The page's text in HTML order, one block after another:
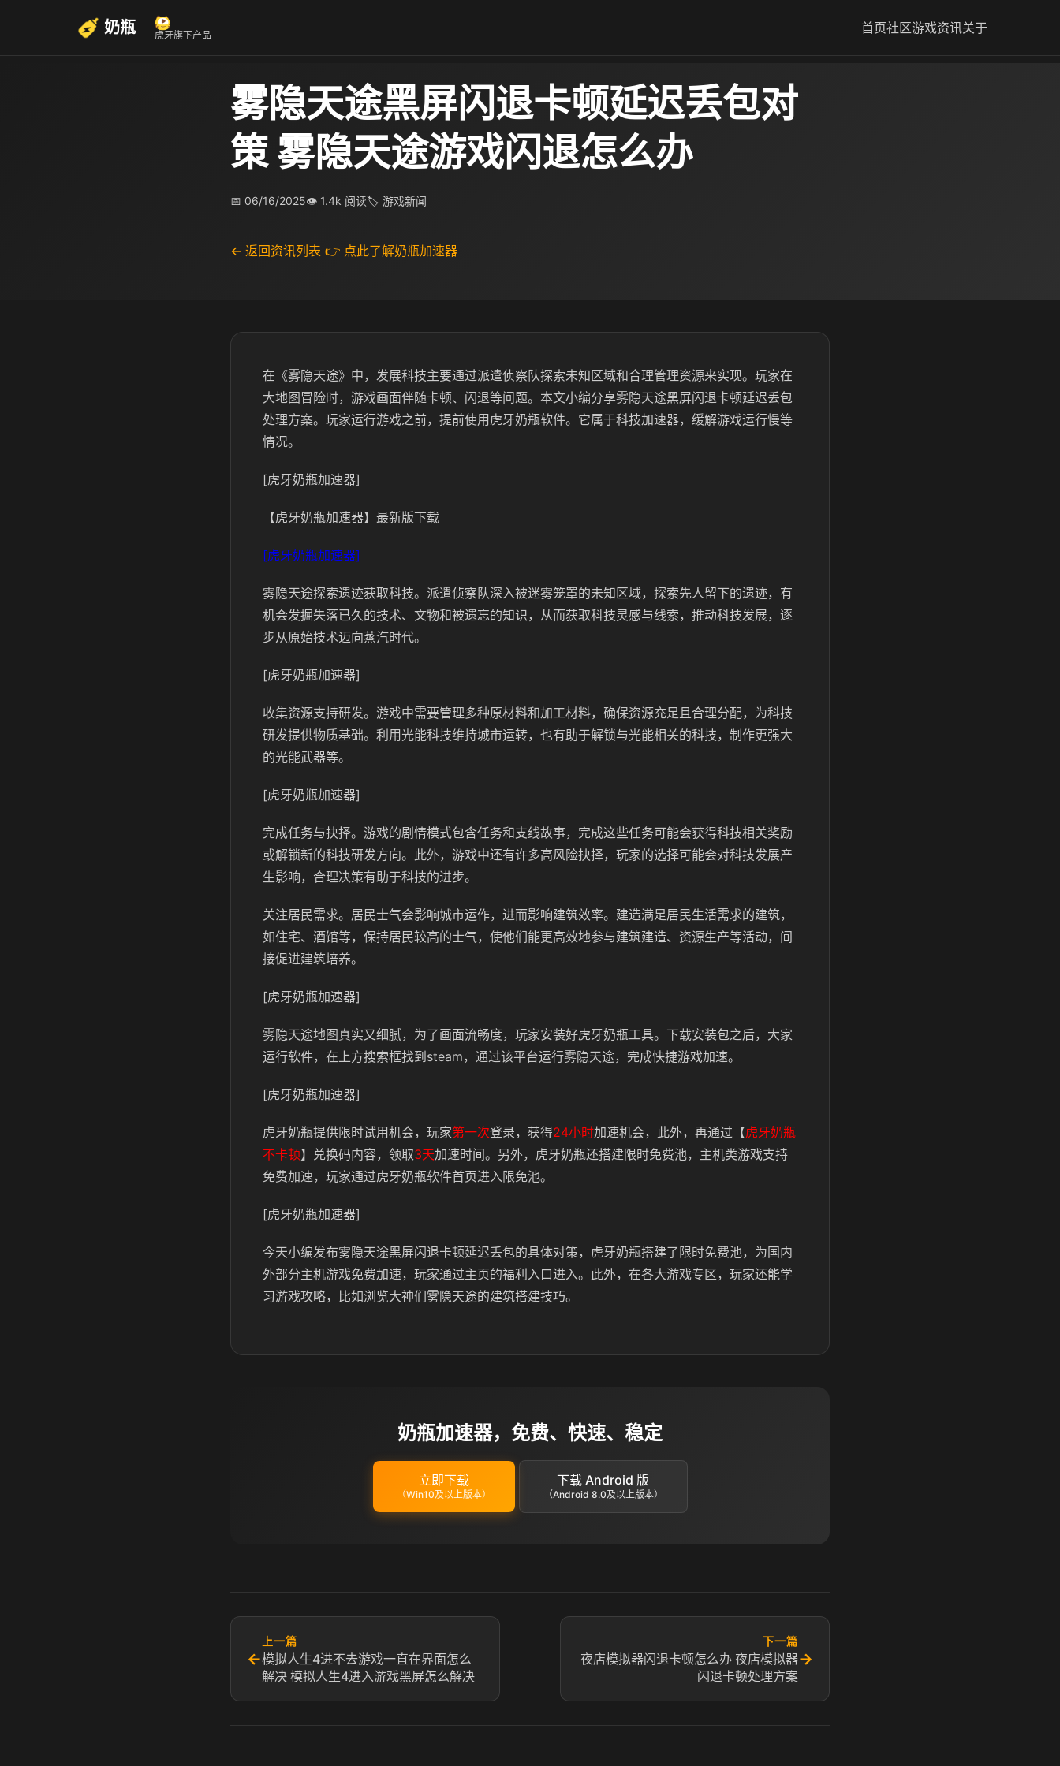
奶瓶 虎牙旗下产品 首页社区游戏资讯关于
雾隐天途黑屏闪退卡顿延迟丢包对
策 雾隐天途游戏闪退怎么办
📅 06/16/2025👁 1.4k 阅读🏷 游戏新闻
← 返回资讯列表 👉 点此了解奶瓶加速器
在《雾隐天途》中，发展科技主要通过派遣侦察队探索未知区域和合理管理资源来实现。玩家在
大地图冒险时，游戏画面伴随卡顿、闪退等问题。本文小编分享雾隐天途黑屏闪退卡顿延迟丢包
处理方案。玩家运行游戏之前，提前使用虎牙奶瓶软件。它属于科技加速器，缓解游戏运行慢等
情况。
[虎牙奶瓶加速器]
【虎牙奶瓶加速器】最新版下载
[虎牙奶瓶加速器]
雾隐天途探索遗迹获取科技。派遣侦察队深入被迷雾笼罩的未知区域，探索先人留下的遗迹，有
机会发掘失落已久的技术、文物和被遗忘的知识，从而获取科技灵感与线索，推动科技发展，逐
步从原始技术迈向蒸汽时代。
[虎牙奶瓶加速器]
收集资源支持研发。游戏中需要管理多种原材料和加工材料，确保资源充足且合理分配，为科技
研发提供物质基础。利用光能科技维持城市运转，也有助于解锁与光能相关的科技，制作更强大
的光能武器等。
[虎牙奶瓶加速器]
完成任务与抉择。游戏的剧情模式包含任务和支线故事，完成这些任务可能会获得科技相关奖励
或解锁新的科技研发方向。此外，游戏中还有许多高风险抉择，玩家的选择可能会对科技发展产
生影响，合理决策有助于科技的进步。
关注居民需求。居民士气会影响城市运作，进而影响建筑效率。建造满足居民生活需求的建筑，
如住宅、酒馆等，保持居民较高的士气，使他们能更高效地参与建筑建造、资源生产等活动，间
接促进建筑培养。
[虎牙奶瓶加速器]
雾隐天途地图真实又细腻，为了画面流畅度，玩家安装好虎牙奶瓶工具。下载安装包之后，大家
运行软件，在上方搜索框找到steam，通过该平台运行雾隐天途，完成快捷游戏加速。
[虎牙奶瓶加速器]
虎牙奶瓶提供限时试用机会，玩家第一次登录，获得24小时加速机会，此外，再通过【虎牙奶瓶
不卡顿】兑换码内容，领取3天加速时间。另外，虎牙奶瓶还搭建限时免费池，主机类游戏支持
免费加速，玩家通过虎牙奶瓶软件首页进入限免池。
[虎牙奶瓶加速器]
今天小编发布雾隐天途黑屏闪退卡顿延迟丢包的具体对策，虎牙奶瓶搭建了限时免费池，为国内
外部分主机游戏免费加速，玩家通过主页的福利入口进入。此外，在各大游戏专区，玩家还能学
习游戏攻略，比如浏览大神们雾隐天途的建筑搭建技巧。
奶瓶加速器，免费、快速、稳定
立即下载
（Win10及以上版本）
下载 Android 版
（Android 8.0及以上版本）
←
上一篇
模拟人生4进不去游戏一直在界面怎么
解决 模拟人生4进入游戏黑屏怎么解决
下一篇
夜店模拟器闪退卡顿怎么办 夜店模拟器
闪退卡顿处理方案
→